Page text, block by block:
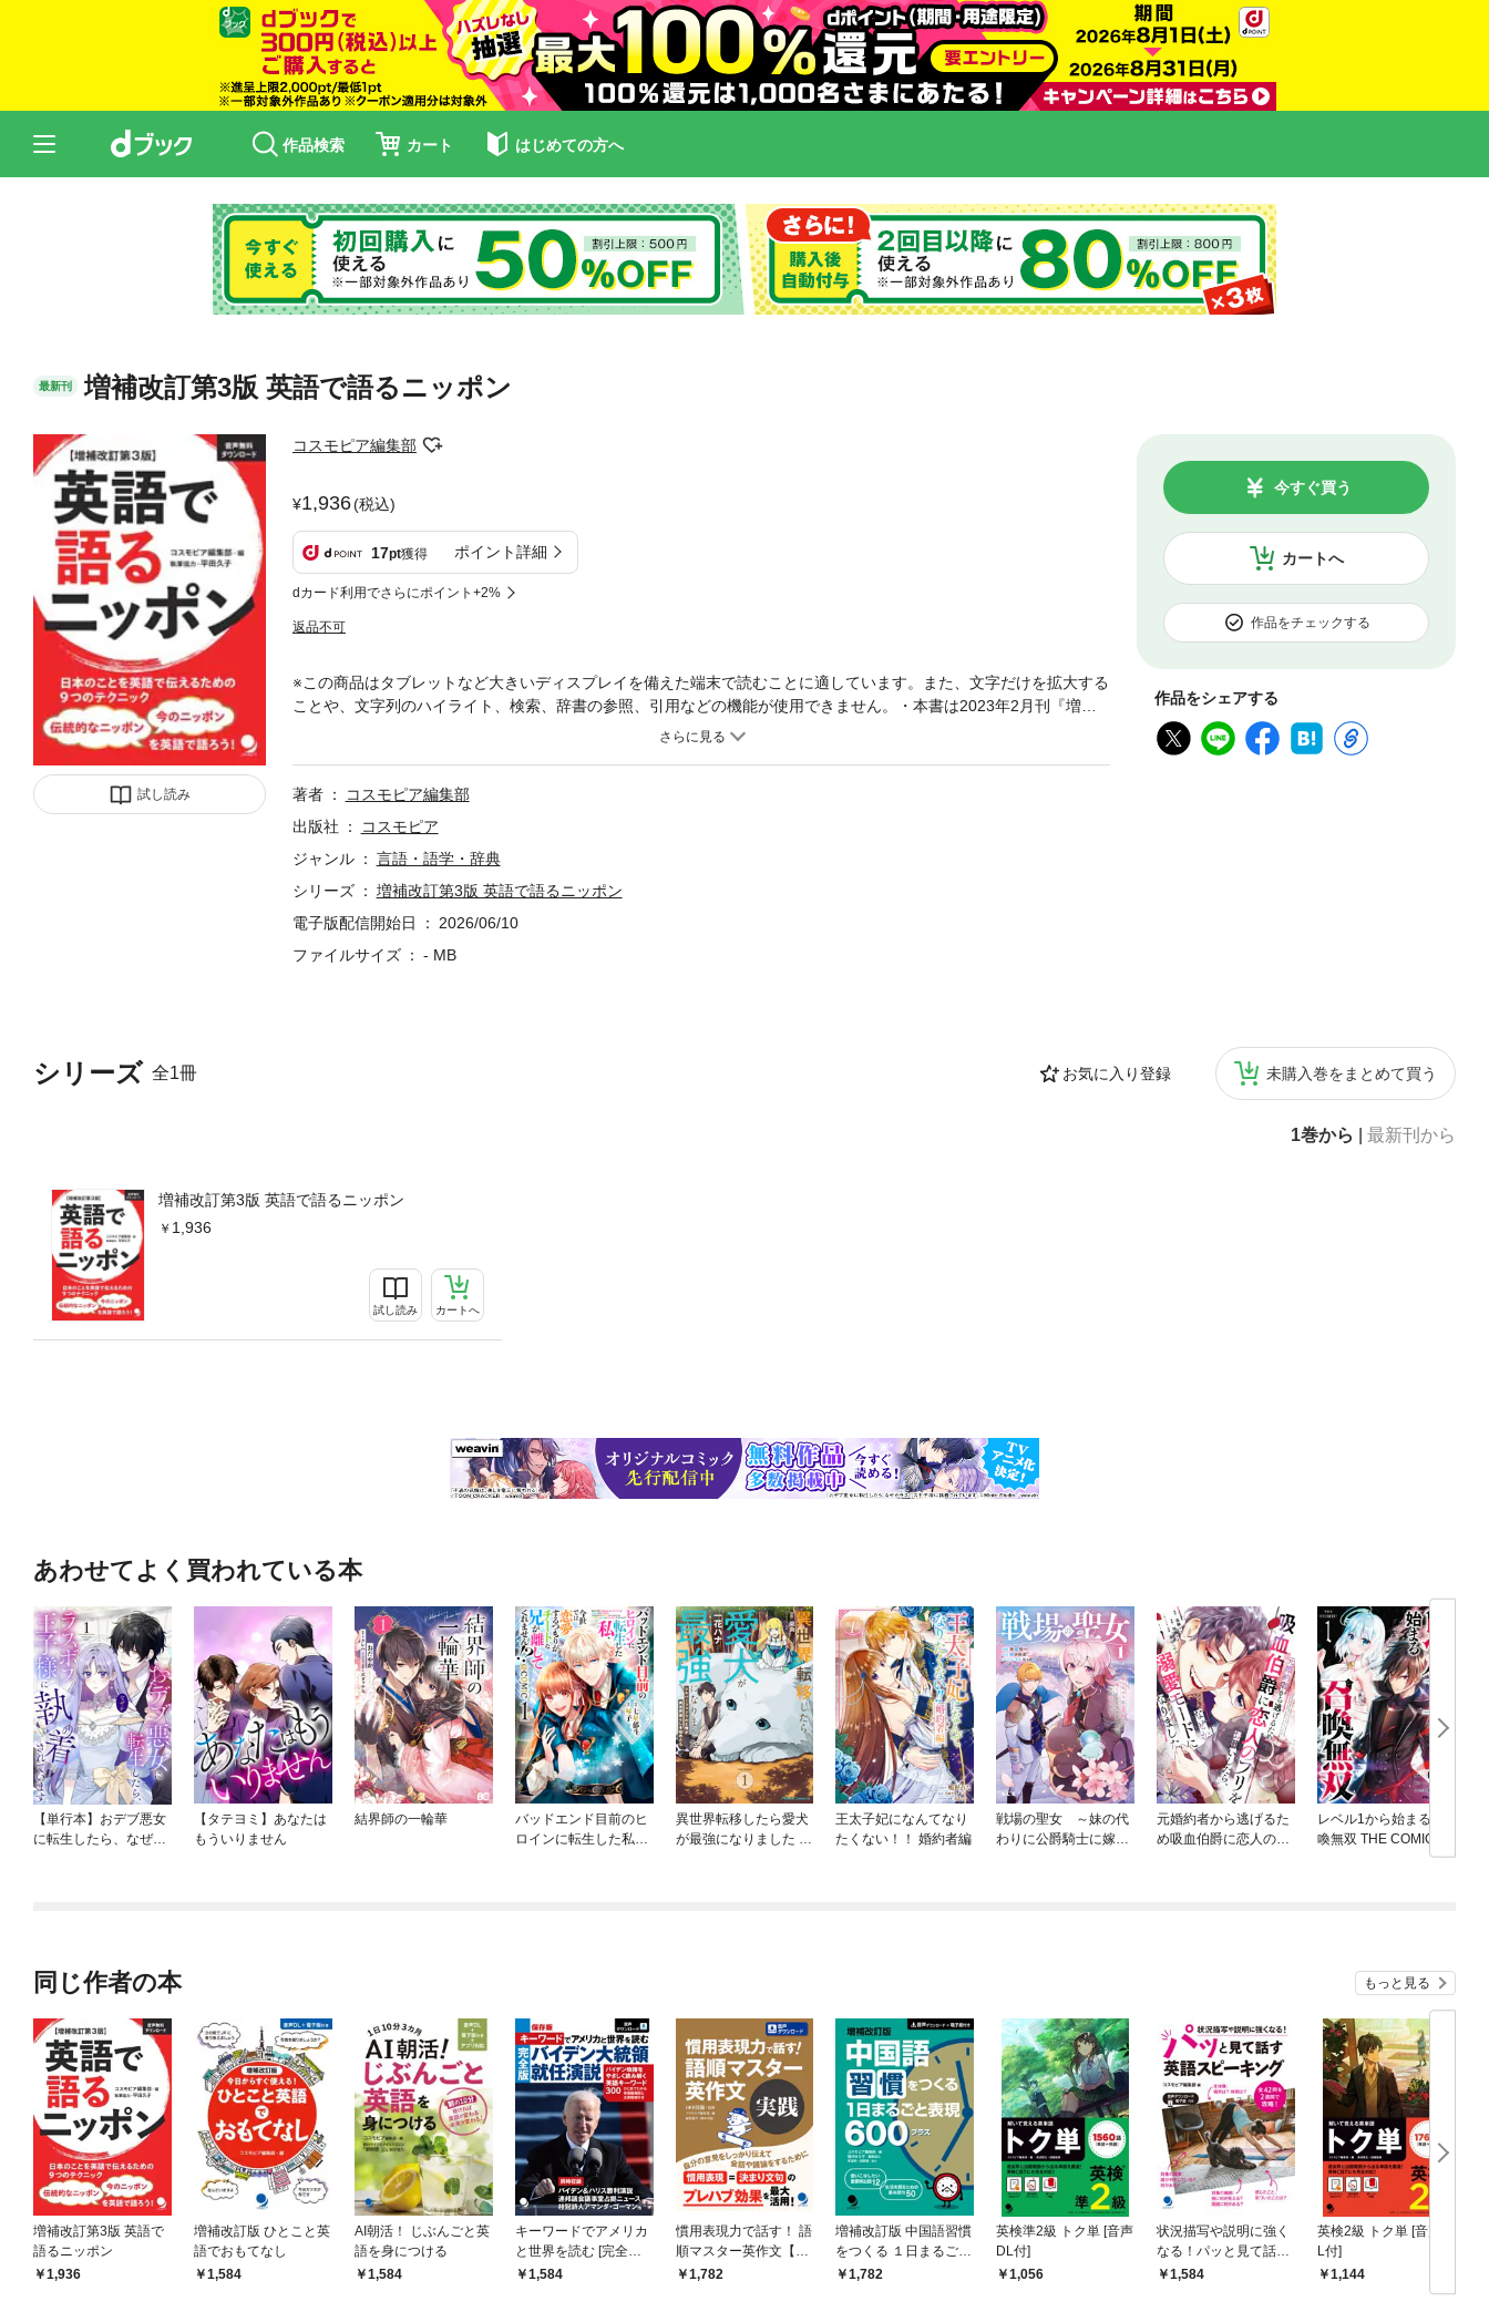
作品検索 カート はじめての方へ
最新刊 増補改訂第3版 英語で語るニッポン
試し読み
コスモピア編集部
1,936(税込)
17pt獲得 ポイント詳細
dカード利用でさらにポイント+2%
返品不可
カートへ
今すぐ買う
作品をチェックする
作品をシェアする
シリーズ 全1冊 お気に入り登録 未購入巻をまとめて買う
1巻から 最新刊から
増補改訂第3版 英語で語るニッポン
1,936
試し読み カートへ
※この商品はタブレットなど大きいディスプレイを備えた端末で読むことに適しています。また、文字だけを拡大する
ことや、文字列のハイライト、検索、辞書の参照、引用などの機能が使用できません。・本書は2023年2月刊『増補
改訂第2版 英語で語るニッポン』の新版です。インバウンド観光客の増加とその興味対象の広がりに合わせて、2023
り」「囲碁･将棋」「空手」「浮世絵」「人間国宝」「マッチングアプリ」「少子化問題」「ハラスメント」「ワンオ
ペ」「聖地巡り」「伊勢神宮･出雲大社･兼六園･道後温泉･太宰府天満宮」などを新たに取り上げています。■英語にな
語を使って外国人に説明する、あるいはSNSで世界に発信するためのガイドブックです。外国人に何かを聞かれたと
き、ぴったりの英単語が思い浮かばない、そもそも英語に存在しない……。そんなときは似たものを挙げて～のよう
なものと説明したり、こういうときに使うものですと用途から入ったり、相手に分かってもらうための9つのテクニッ
言葉を使っている点が本書の特徴です。たとえば「お好み焼き」は、Okonomiyaki is a kind of thick pancake, but it is
知らないことがあったりするものです。日本の文化や伝統を含め、本書で大抵のことは説明できるようになりましょ
小中高の学期制度、大学入学共通テスト、学校の行事、制服、新卒採用制度、終身雇用制、交通機関、消防･警察･病
の仕方、おみくじ、結婚、葬儀[第七章] 観光と名所札幌、函館、角館、松島、鎌倉、箱根、原宿、銀座、浅草寺、富
士山、伊勢神宮、通天閣、道頓堀、金閣寺、銀閣寺、兼六園、原爆ドーム、出雲大社、太宰府天満宮、首里城、日本
著者
コスモピア編集部
出版社
コスモピア
ジャンル
言語・語学・辞典
シリーズ
増補改訂第3版 英語で語るニッポン
電子版配信開始日
2026/06/10
ファイルサイズ
- MB
あわせてよく買われている本
【単行本】おデブ悪女
に転生したら、なぜか
【タテヨミ】あなたは
もういりません
結界師の一輪華
バッドエンド目前のヒ
ロインに転生した私、
異世界転移したら愛犬
が最強になりました ～
王太子妃になんてなり
たくない！！ 婚約者編
戦場の聖女 ～妹の代
わりに公爵騎士に嫁ぐ
元婚約者から逃げるた
め吸血伯爵に恋人のフ
レベル1から始まる召
喚無双 THE COMIC
同じ作者の本 もっと見る
増補改訂第3版 英語で
語るニッポン
1,936
増補改訂版 ひとこと英
語でおもてなし
1,584
AI朝活！ じぶんごと英
語を身につける
1,584
キーワードでアメリカ
と世界を読む [完全版]
バイデン大統領就任演
1,584
慣用表現力で話す！ 語
順マスター英作文【実
践】[音声DL付]
1,782
増補改訂版 中国語習慣
をつくる １日まるごと
表現600プラス
1,782
英検準2級 トク単 [音声
DL付]
1,056
状況描写や説明に強く
なる！パッと見て話す
英語スピーキング
1,584
英検2級 トク単 [音声D
L付]
1,144